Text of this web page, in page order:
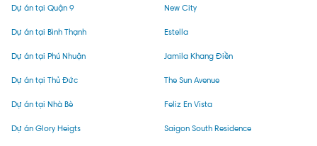
Dự án tại Quận 9
Dự án tại Bình Thạnh
Dự án tại Phú Nhuận
Dự án tại Thủ Đức
Dự án tại Nhà Bè
Dự án Glory Heigts
New City
Estella
Jamila Khang Điền
The Sun Avenue
Feliz En Vista
Saigon South Residence